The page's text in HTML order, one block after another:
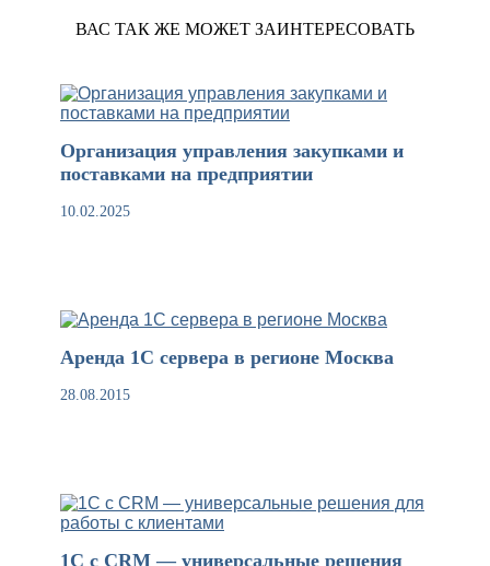
ВАС ТАК ЖЕ МОЖЕТ ЗАИНТЕРЕСОВАТЬ
Организация управления закупками и
поставками на предприятии
10.02.2025
Аренда 1С сервера в регионе Москва
28.08.2015
1С с CRM — универсальные решения